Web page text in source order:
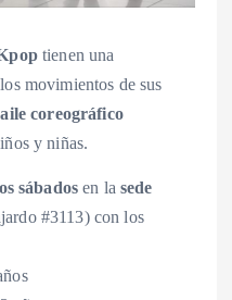
tienen una
movimientos de sus
coreográfico
y niñas.
sábados en lasede
#3113) con los